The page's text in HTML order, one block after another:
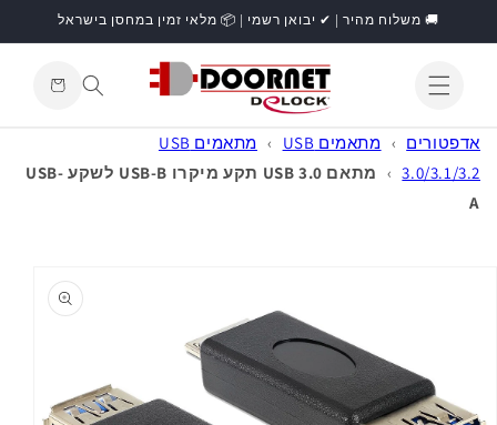
דילוג🚚 משלוח מהיר | ✔ יבואן רשמי | 📦 מלאי זמין במחסן בישראל
התחברות
קניות
אדפטורים › מתאמים USB ›
מתאמים USB
3.0/3.1/3.2
›
מתאם USB 3.0 תקע מיקרו USB-B לשקע USB-
A